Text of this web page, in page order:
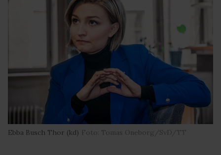
Ebba Busch Thor (kd) Foto: Tomas Oneborg/SvD/TT